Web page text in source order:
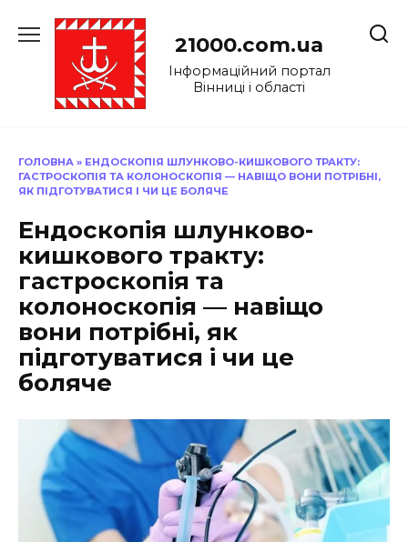
до
21000.com.ua
Інформаційний портал
Вінниці і області
ГОЛОВНА » ЕНДОСКОПІЯ ШЛУНКОВО-КИШКОВОГО ТРАКТУ:
ГАСТРОСКОПІЯ ТА КОЛОНОСКОПІЯ — НАВІЩО ВОНИ ПОТРІБНІ,
ЯК ПІДГОТУВАТИСЯ І ЧИ ЦЕ БОЛЯЧЕ
Ендоскопія шлунково-
кишкового тракту:
гастроскопія та
колоноскопія — навіщо
вони потрібні, як
підготуватися і чи це
боляче